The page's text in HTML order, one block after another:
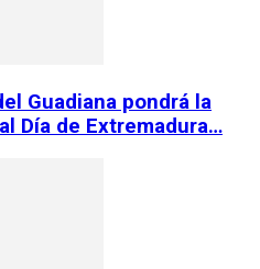
Guadiana pondrá la
Día de Extremadura…